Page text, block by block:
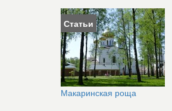
Статьи
Макаринская роща